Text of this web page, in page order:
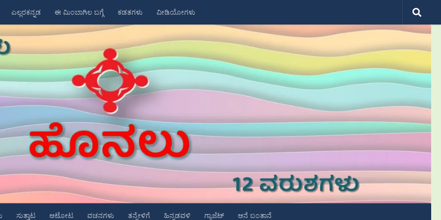
ಎಲ್ಲರಕನ್ನಡ ಈ ಮಿಂಬಾಗಿಲ ಬಗ್ಗೆ ಕಡತಗಳು ವೀಡಿಯೋಗಳು
ಸುತ್ತಾಟ ಆಟೋಟ ವಚನಗಳು ತನ್ನೇಳಿಗೆ ಹಿನ್ನಡವಳಿ ಗ್ಯಾಜೆಟ್ ಆನೆ ಬಂತಾನೆ